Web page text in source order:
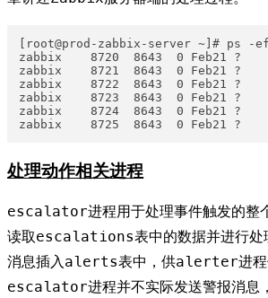
[root@prod-zabbix-server ~]# ps -
zabbix    8720  8643  0 Feb21 ?
zabbix    8721  8643  0 Feb21 ?
zabbix    8722  8643  0 Feb21 ?
zabbix    8723  8643  0 Feb21 ?
zabbix    8724  8643  0 Feb21 ?
zabbix    8725  8643  0 Feb21 ?
处理动作相关进程
escalator进程用于处理事件触发的整
读取escalations表中的数据并进行处
消息插入alerts表中，供alerter进程
escalator进程并不实际发送警报消息，